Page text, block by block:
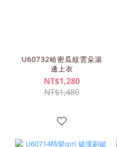
U60732哈密瓜紋雲朵滾
邊上衣
NT$1,280
NT$1,480